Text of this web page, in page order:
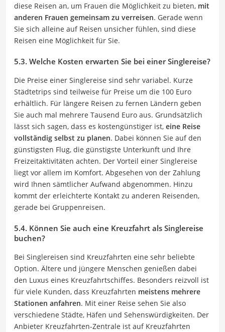
diese Reisen an, um Frauen die Möglichkeit zu bieten, mit
anderen Frauen gemeinsam zu verreisen. Gerade wenn
Sie sich alleine auf Reisen unsicher fühlen, sind diese
Reisen eine Möglichkeit für Sie.
5.3. Welche Kosten erwarten Sie bei einer Singlereise?
Die Preise einer Singlereise sind sehr variabel. Kurze
Städtetrips sind teilweise für Preise um die 100 Euro
erhältlich. Für längere Reisen zu fernen Ländern geben
Sie auch mal mehrere Tausend Euro aus. Grundsätzlich
lässt sich sagen, dass es kostengünstiger ist, eine Reise
vollständig selbst zu planen. Dabei können Sie auf den
günstigsten Flug, die günstigste Unterkunft und Ihre
Freizeitaktivitäten achten. Der Vorteil einer Singlereise
liegt vor allem im Komfort. Abgesehen von der Zahlung
wird Ihnen sämtlicher Aufwand abgenommen. Hinzu
kommt der erleichterte Kontakt zu anderen Reisenden,
gerade bei Gruppenreisen.
5.4. Können Sie auch eine Kreuzfahrt als Singlereise
buchen?
Bei Singlereisen sind Kreuzfahrten eine sehr beliebte
Option. Ältere und jüngere Menschen genießen dabei
den Luxus eines Kreuzfahrtschiffes. Besonders reizvoll ist
für viele Kunden, dass Kreuzfahrten meistens mehrere
Stationen anfahren. Mit einer Reise sehen Sie also
verschiedene Städte, Häfen und Sehenswürdigkeiten. Der
Anbieter Kreuzfahrten-Zentrale ist auf Kreuzfahrten